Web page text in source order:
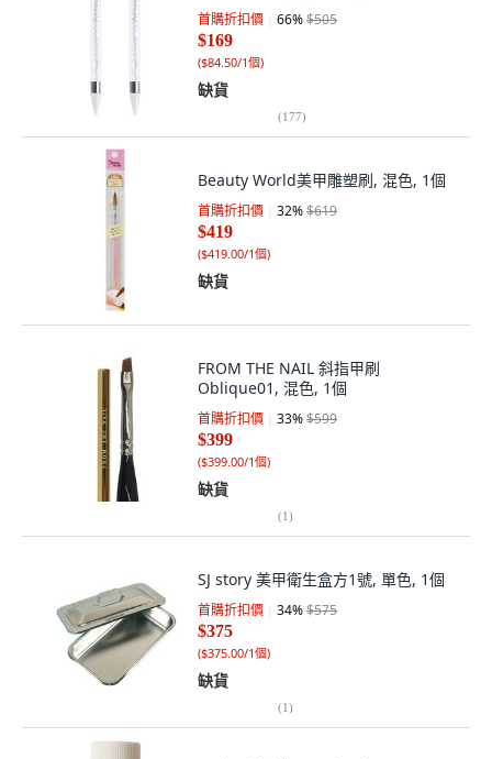
首購折扣價 66%$505
$169
($84.50/1個)
缺貨
(177)
Beauty World美甲雕塑刷, 混色, 1個
首購折扣價 32%$619
$419
($419.00/1個)
缺貨
FROM THE NAIL 斜指甲刷
Oblique01, 混色, 1個
首購折扣價 33%$599
$399
($399.00/1個)
缺貨
(1)
SJ story 美甲衛生盒方1號, 單色, 1個
首購折扣價 34%$575
$375
($375.00/1個)
缺貨
(1)